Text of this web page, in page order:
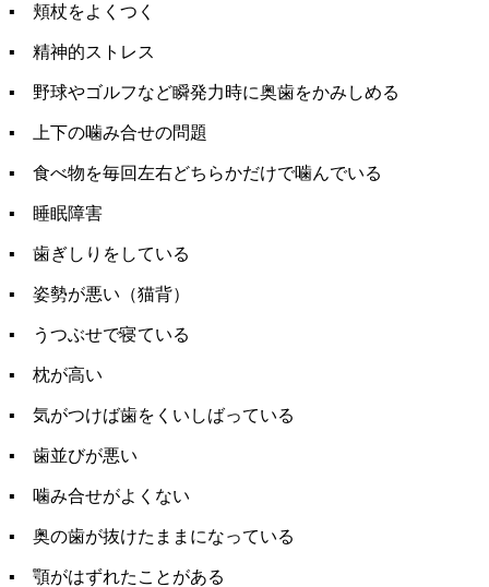
▪ 頬杖をよくつく
▪ 精神的ストレス
▪ 野球やゴルフなど瞬発力時に奥歯をかみしめる
▪ 上下の噛み合せの問題
▪ 食べ物を毎回左右どちらかだけで噛んでいる
▪ 睡眠障害
▪ 歯ぎしりをしている
▪ 姿勢が悪い（猫背）
▪ うつぶせで寝ている
▪ 枕が高い
▪ 気がつけば歯をくいしばっている
▪ 歯並びが悪い
▪ 噛み合せがよくない
▪ 奥の歯が抜けたままになっている
▪ 顎がはずれたことがある